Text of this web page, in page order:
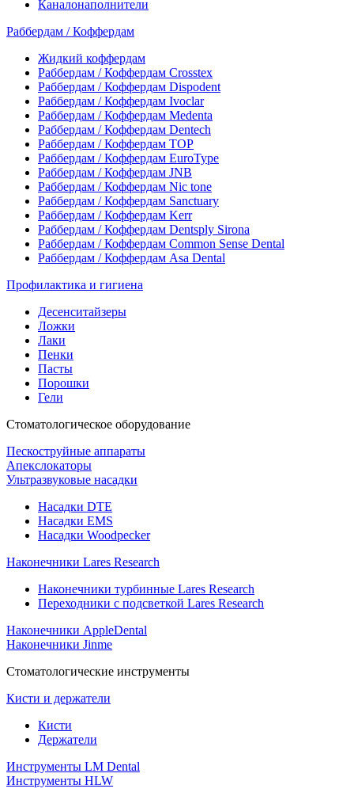
Каналонаполнители
Раббердам / Коффердам
Жидкий коффердам
Раббердам / Коффердам Crosstex
Раббердам / Коффердам Dispodent
Раббердам / Коффердам Ivoclar
Раббердам / Коффердам Medenta
Раббердам / Коффердам Dentech
Раббердам / Коффердам ТОР
Раббердам / Коффердам EuroType
Раббердам / Коффердам JNB
Раббердам / Коффердам Nic tone
Раббердам / Коффердам Sanctuary
Раббердам / Коффердам Kerr
Раббердам / Коффердам Dentsply Sirona
Раббердам / Коффердам Common Sense Dental
Раббердам / Коффердам Asa Dental
Профилактика и гигиена
Десенситайзеры
Ложки
Лаки
Пенки
Пасты
Порошки
Гели
Стоматологическое оборудование
Пескоструйные аппараты
Апекслокаторы
Ультразвуковые насадки
Насадки DTE
Насадки EMS
Насадки Woodpecker
Наконечники Lares Research
Наконечники турбинные Lares Research
Переходники с подсветкой Lares Research
Наконечники AppleDental
Наконечники Jinme
Стоматологические инструменты
Кисти и держатели
Кисти
Держатели
Инструменты LM Dental
Инструменты HLW